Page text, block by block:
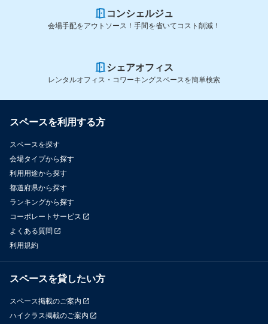
コンシェルジュ
会場手配をアウトソース！手間を省いてコスト削減！
シェアオフィス
レンタルオフィス・コワーキングスペースを簡単検索
スペースを利用する方
スペースを探す
会場タイプから探す
利用用途から探す
都道府県から探す
ランキングから探す
コーポレートサービス
よくある質問
利用規約
スペースを貸したい方
スペース掲載のご案内
ハイクラス掲載のご案内